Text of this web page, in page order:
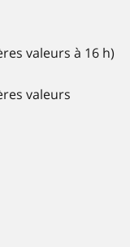
valeurs à 16 h)
valeurs